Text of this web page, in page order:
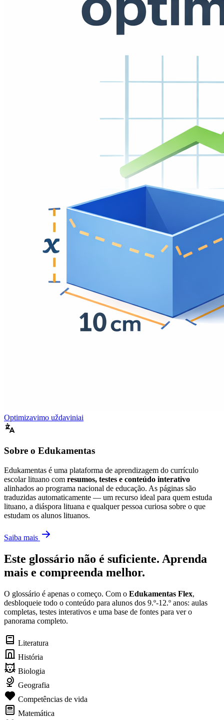
Optimizavimo uždaviniai
Sobre o Edukamentas
Edukamentas é uma plataforma de aprendizagem do currículo
escolar lituano com resumos, testes e conteúdo interativo
alinhados ao programa nacional de educação. As páginas são
traduzidas automaticamente — um recurso ideal para quem estuda
lituano, a diáspora lituana e qualquer pessoa curiosa sobre o que
estudam os alunos lituanos.
Saiba mais
Este glossário não é suficiente. Aprenda
mais e compreenda melhor.
O glossário é apenas o começo. Com o Edukamentas Flex,
desbloqueie todo o conteúdo para alunos dos 9.º-12.º anos: aulas
completas, testes interativos e uma base de fontes para ver o
panorama completo.
Literatura
História
Biologia
Geografia
Competências de vida
Matemática